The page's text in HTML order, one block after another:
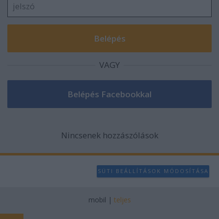
VAGY
Nincsenek hozzászólások
SÜTI BEÁLLÍTÁSOK MÓDOSÍTÁSA
mobil | teljes